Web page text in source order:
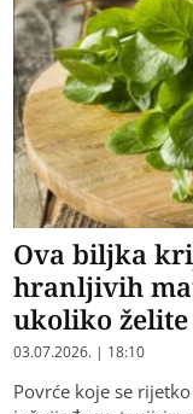
Ova biljka
hranljivih
ukoliko želite
03.07.2026. | 18:10
Povrće koje se